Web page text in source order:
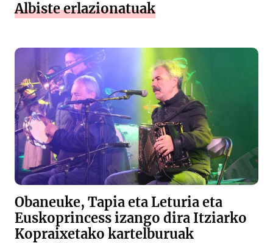
Albiste erlazionatuak
Obaneuke, Tapia eta Leturia eta
Euskoprincess izango dira Itziarko
Kopraixetako kartelburuak